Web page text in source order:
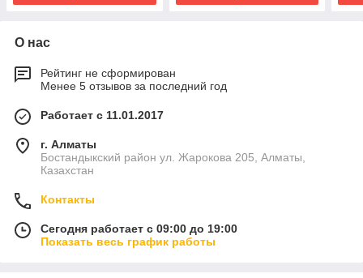
О нас
Рейтинг не сформирован
Менее 5 отзывов за последний год
Работает с 11.01.2017
г. Алматы
Бостандыкский район ул. Жарокова 205, Алматы,
Казахстан
Контакты
Сегодня работает с 09:00 до 19:00
Показать весь график работы